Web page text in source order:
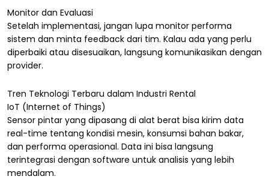
Monitor dan Evaluasi
Setelah implementasi, jangan lupa monitor performa
sistem dan minta feedback dari tim. Kalau ada yang perlu
diperbaiki atau disesuaikan, langsung komunikasikan dengan
provider.
Tren Teknologi Terbaru dalam Industri Rental
IoT (Internet of Things)
Sensor pintar yang dipasang di alat berat bisa kirim data
real-time tentang kondisi mesin, konsumsi bahan bakar,
dan performa operasional. Data ini bisa langsung
terintegrasi dengan software untuk analisis yang lebih
mendalam.